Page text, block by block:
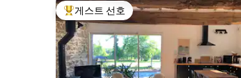
상위 게스트 선호
게스트 선호